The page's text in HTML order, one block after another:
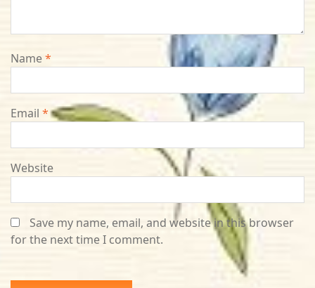
Name*
Email *
Website
Save my name, email, and website in this browser
for the next time I comment.